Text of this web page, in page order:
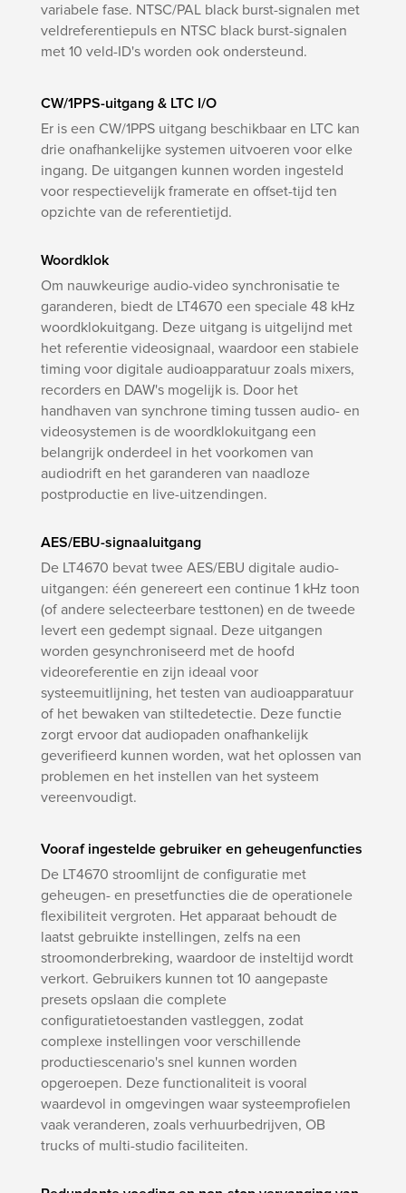
variabele fase. NTSC/PAL black burst-signalen met
veldreferentiepuls en NTSC black burst-signalen
met 10 veld-ID's worden ook ondersteund.
CW/1PPS-uitgang & LTC I/O
Er is een CW/1PPS uitgang beschikbaar en LTC kan
drie onafhankelijke systemen uitvoeren voor elke
ingang. De uitgangen kunnen worden ingesteld
voor respectievelijk framerate en offset-tijd ten
opzichte van de referentietijd.
Woordklok
Om nauwkeurige audio-video synchronisatie te
garanderen, biedt de LT4670 een speciale 48 kHz
woordklokuitgang. Deze uitgang is uitgelijnd met
het referentie videosignaal, waardoor een stabiele
timing voor digitale audioapparatuur zoals mixers,
recorders en DAW's mogelijk is. Door het
handhaven van synchrone timing tussen audio- en
videosystemen is de woordklokuitgang een
belangrijk onderdeel in het voorkomen van
audiodrift en het garanderen van naadloze
postproductie en live-uitzendingen.
AES/EBU-signaaluitgang
De LT4670 bevat twee AES/EBU digitale audio-
uitgangen: één genereert een continue 1 kHz toon
(of andere selecteerbare testtonen) en de tweede
levert een gedempt signaal. Deze uitgangen
worden gesynchroniseerd met de hoofd
videoreferentie en zijn ideaal voor
systeemuitlijning, het testen van audioapparatuur
of het bewaken van stiltedetectie. Deze functie
zorgt ervoor dat audiopaden onafhankelijk
geverifieerd kunnen worden, wat het oplossen van
problemen en het instellen van het systeem
vereenvoudigt.
Vooraf ingestelde gebruiker en geheugenfuncties
De LT4670 stroomlijnt de configuratie met
geheugen- en presetfuncties die de operationele
flexibiliteit vergroten. Het apparaat behoudt de
laatst gebruikte instellingen, zelfs na een
stroomonderbreking, waardoor de insteltijd wordt
verkort. Gebruikers kunnen tot 10 aangepaste
presets opslaan die complete
configuratietoestanden vastleggen, zodat
complexe instellingen voor verschillende
productiescenario's snel kunnen worden
opgeroepen. Deze functionaliteit is vooral
waardevol in omgevingen waar systeemprofielen
vaak veranderen, zoals verhuurbedrijven, OB
trucks of multi-studio faciliteiten.